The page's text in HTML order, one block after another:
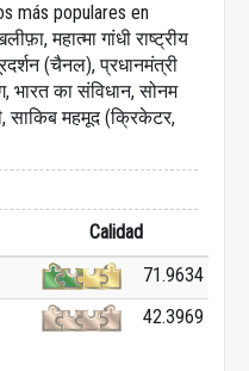
más populares en
महात्मा गांधी राष्ट्रीय
(चैनल), प्रधानमंत्री
भारत का संविधान, सोनम
साकिब महमूद (क्रिकेटर,
Calidad
71.9634
42.3969